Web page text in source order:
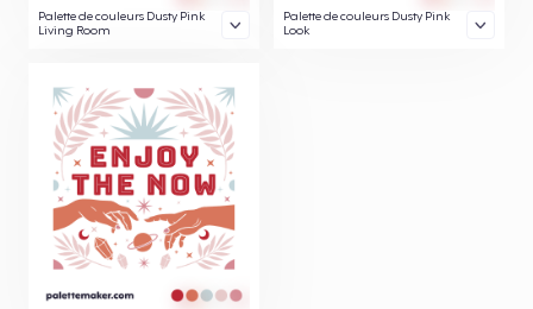
Palette de couleurs Dusty Pink
Living Room
Palette de couleurs Dusty Pink
Look